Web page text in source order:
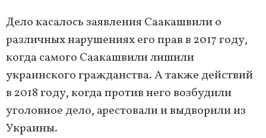
Дело касалось заявления Саакашвили о
различных нарушениях его прав в 2017 году,
когда самого Саакашвили лишили
украинского гражданства. А также действий
в 2018 году, когда против него возбудили
уголовное дело, арестовали и выдворили из
Украины.